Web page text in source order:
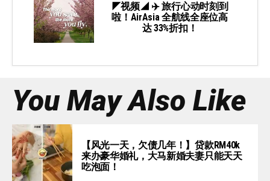
◤视频◢ ✈️ 旅行心动时刻到
啦！AirAsia 全航线全座位高
达 33%折扣！
You May Also Like
【风光一天，欠债几年！】贷款RM40k
来办豪华婚礼，大马新婚夫妻只能天天
吃泡面！